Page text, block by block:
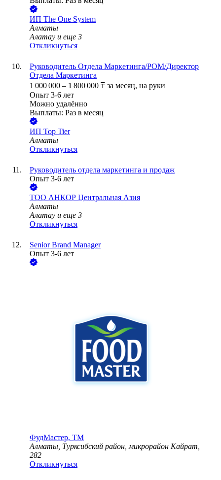
ИП The One System
Алматы
Алатау и еще 3
Откликнуться
Руководитель Отдела Маркетинга/РОМ/Директор
Отдела Маркетинга
1 000 000 – 1 800 000 ₸ за месяц, на руки
Опыт 3-6 лет
Можно удалённо
Выплаты: Раз в месяц
ИП Top Tier
Алматы
Откликнуться
Руководитель отдела маркетинга и продаж
Опыт 3-6 лет
ТОО АНКОР Центральная Азия
Алматы
Алатау и еще 3
Откликнуться
Senior Brand Manager
Опыт 3-6 лет
ФудМастер, ТМ
Алматы, Турксибский район, микрорайон Кайрат,
282
Откликнуться